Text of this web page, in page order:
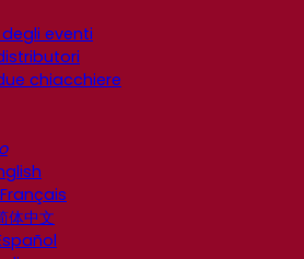
eventi
chiacchiere
Français
体中文